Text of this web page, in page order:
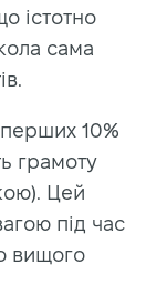
істотно
сама
10%
грамоту
Цей
під час
вищого